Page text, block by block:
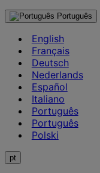
Português
English
Français
Deutsch
Nederlands
Español
Italiano
Português
Português
Polski
pt